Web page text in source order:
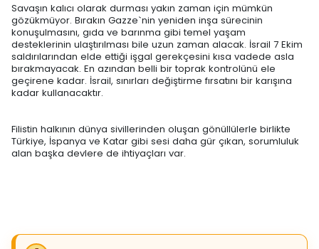
Savaşın kalıcı olarak durması yakın zaman için mümkün
gözükmüyor. Bırakın Gazze`nin yeniden inşa sürecinin
konuşulmasını, gıda ve barınma gibi temel yaşam
desteklerinin ulaştırılması bile uzun zaman alacak. İsrail 7 Ekim
saldırılarından elde ettiği işgal gerekçesini kısa vadede asla
bırakmayacak. En azından belli bir toprak kontrolünü ele
geçirene kadar. İsrail, sınırları değiştirme fırsatını bir karışına
kadar kullanacaktır.
Filistin halkının dünya sivillerinden oluşan gönüllülerle birlikte
Türkiye, İspanya ve Katar gibi sesi daha gür çıkan, sorumluluk
alan başka devlere de ihtiyaçları var.